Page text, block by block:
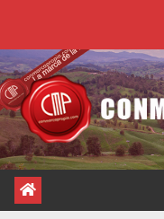
contenido